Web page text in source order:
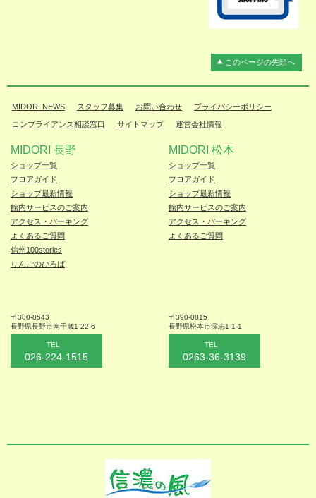
このページの先頭へ
MIDORI NEWS スタッフ募集 お問い合わせ プライバシーポリシー
コンプライアンス相談窓口 サイトマップ 運営会社情報
MIDORI 長野
ショップ一覧
フロアガイド
ショップ最新情報
館内サービスのご案内
アクセス・パーキング
よくあるご質問
信州100stories
りんごのひろば
〒380-8543
長野県長野市南千歳1-22-6
TEL
026-224-1515
MIDORI 松本
ショップ一覧
フロアガイド
ショップ最新情報
館内サービスのご案内
アクセス・パーキング
よくあるご質問
〒390-0815
長野県松本市深志1-1-1
TEL
0263-36-3139